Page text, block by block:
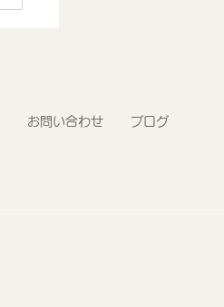
お問い合わせ ブログ